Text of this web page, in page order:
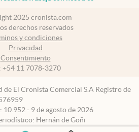
2025 cronista.com
derechos reservados
y condiciones
Privacidad
Consentimiento
+54 11 7078-3270
de El Cronista Comercial S.A Registro de
10.952 - 9 de agosto de 2026
Hernán de Goñi